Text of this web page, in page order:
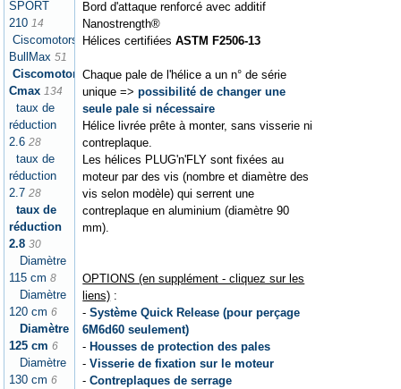
SPORT
210 14
Ciscomotors
BullMax 51
Ciscomotors
Cmax 134
taux de
réduction
2.6 28
taux de
réduction
2.7 28
taux de
réduction
2.8 30
Diamètre
115 cm 8
Diamètre
120 cm 6
Diamètre
125 cm 6
Diamètre
130 cm 6
Bord d'attaque renforcé avec additif
Nanostrength®
Hélices certifiéesASTM F2506-13
Chaque pale de l'hélice a un n° de série
unique =>possibilité de changer une
seule pale si nécessaire
Hélice livrée prête à monter, sans visserie ni
contreplaque.
Les hélices PLUG'n'FLY sont fixées au
moteur par des vis (nombre et diamètre des
vis selon modèle) qui serrent une
contreplaque en aluminium (diamètre 90
mm).
OPTIONS (en supplément - cliquez sur les
liens) :
-Système Quick Release (pour perçage
6M6d60 seulement)
- Housses de protection des pales
-Visserie de fixation sur le moteur
-Contreplaques de serrage